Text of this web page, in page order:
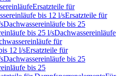
Ersatzteile für
bis 12 l/sErsatzteile für
Dachwassereinläufe bis 25
bis 25 l/sDachwassereinläufe
für
12 l/sErsatzteile für
Dachwassereinläufe bis 25
bis 25